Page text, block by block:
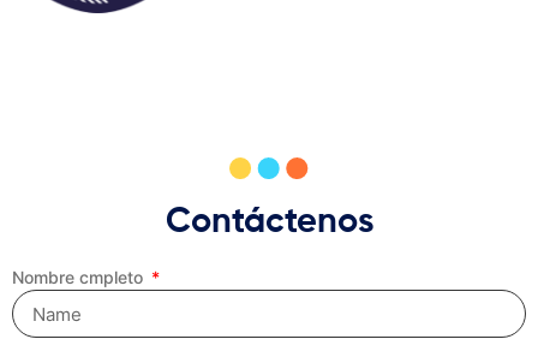
Contáctenos
Nombre cmpleto